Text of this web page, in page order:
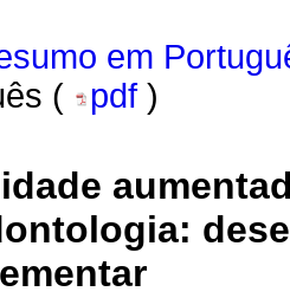
em
(
pdf )